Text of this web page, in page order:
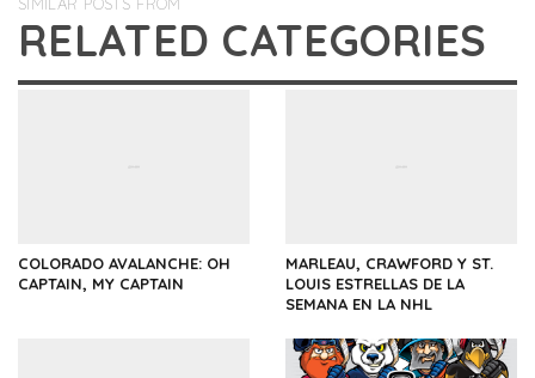
RELATED CATEGORIES
COLORADO AVALANCHE: OH
CAPTAIN, MY CAPTAIN
MARLEAU, CRAWFORD Y ST.
LOUIS ESTRELLAS DE LA
SEMANA EN LA NHL